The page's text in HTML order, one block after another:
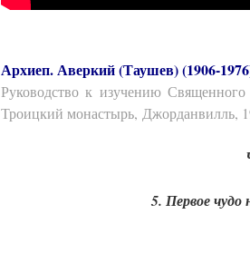
Архиеп. Аверкий (Таушев) (1906-
Руководство к изучению
Троицкий монастырь, Джорданвилль,
5. Первое чудо